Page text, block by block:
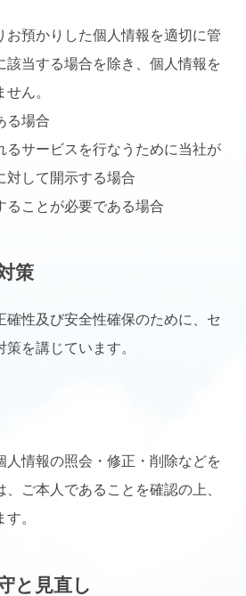
お預かりした個人情報を適切に管
該当する場合を除き、個人情報を
ん。
る場合
るサービスを行なうために当社が
対して開示する場合
ることが必要である場合
策
確性及び安全性確保のために、セ
を講じています。
人情報の照会・修正・削除などを
ご本人であることを確認の上、
。
と見直し